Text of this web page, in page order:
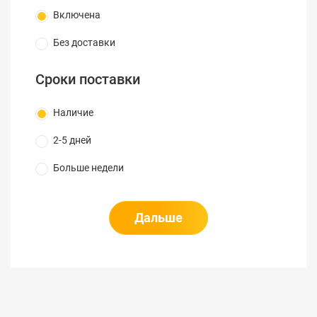
Пыле- и влагозащитный корпус (IP 54).
Включена
Без доставки
Сроки поставки
Наличие
2-5 дней
Больше недели
Дальше